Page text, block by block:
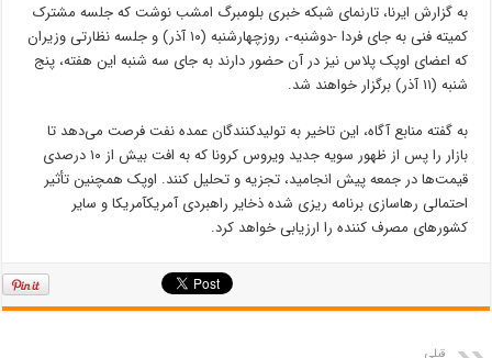
به گزارش ایرنا، تارنمای شبکه خبری بلومبرگ امشب نوشت که جلسه مشترک
کمیته فنی به جای فردا -دوشنبه-، روزچهارشنبه (۱۰ آذر) و جلسه نظارتی وزیران
که اعضای اوپک پلاس نیز در آن حضور دارند به جای سه شنبه این هفته، پنج
شنبه (۱۱ آذر) برگزار خواهند شد.
به گفته منابع آگاه، این تاخیر به تولیدکنندگان عمده نفت فرصت می‌دهد تا
بازار را پس از ظهور سویه جدید ویروس کرونا که به افت بیش از ۱۰ درصدی
قیمت‌ها در جمعه پیش انجامید، تجزیه و تحلیل کنند. اوپک همچنین تأثیر
احتمالی رهاسازی برنامه ریزی شده ذخایر راهبردی آمریکآمریکا و سایر
کشورهای مصرف کننده را ارزیابی خواهد کرد.
قبلی